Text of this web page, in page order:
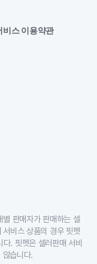
비스 이용약관
판매자가 판매하는 셀
비스 상품의 경우 핏펫
. 핏펫은 셀러판매 서비
습니다.